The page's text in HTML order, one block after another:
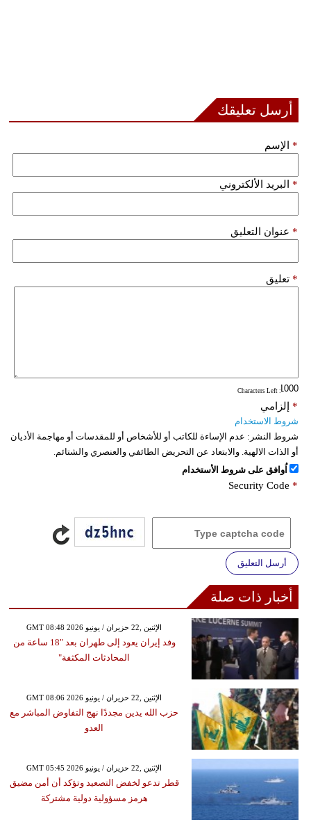
أرسل تعليقك
الإسم *
البريد الألكتروني *
عنوان التعليق *
تعليق *
: Characters Left
إلزامي *
شروط الاستخدام
شروط النشر: عدم الإساءة للكاتب أو للأشخاص أو للمقدسات أو مهاجمة الأديان
أو الذات الالهية. والابتعاد عن التحريض الطائفي والعنصري والشتائم.
اُوافق على شروط الأستخدام
Security Code *
أرسل التعليق
أخبار ذات صلة
GMT 08:48 2026 الإثنين ,22 حزيران / يونيو
وفد إيران يعود إلى طهران بعد "18 ساعة من
المحادثات المكثفة"
GMT 08:06 2026 الإثنين ,22 حزيران / يونيو
حزب الله يدين مجددًا نهج التفاوض المباشر مع
العدو
GMT 05:45 2026 الإثنين ,22 حزيران / يونيو
قطر تدعو لخفض التصعيد وتؤكد أن أمن مضيق
هرمز مسؤولية دولية مشتركة